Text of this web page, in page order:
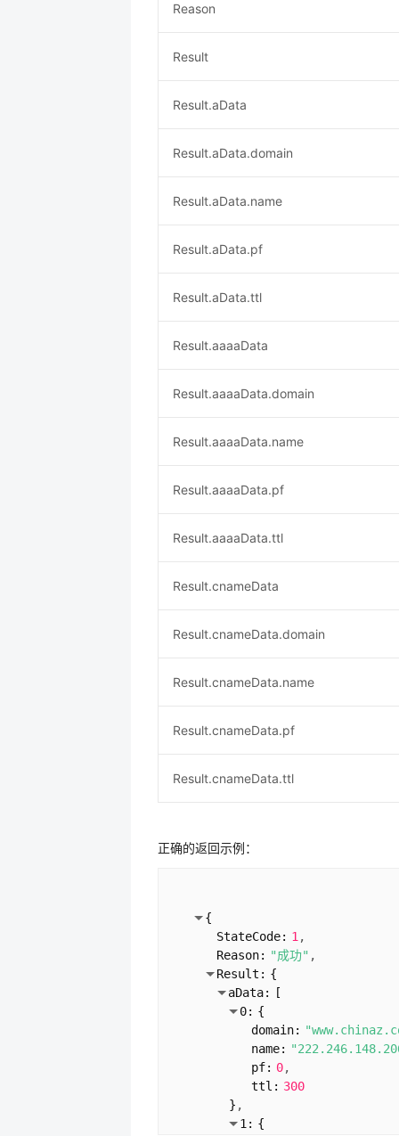
Reason
Result
Result.aData
Result.aData.domain
Result.aData.name
Result.aData.pf
Result.aData.ttl
Result.aaaaData
Result.aaaaData.domain
Result.aaaaData.name
Result.aaaaData.pf
Result.aaaaData.ttl
Result.cnameData
Result.cnameData.domain
Result.cnameData.name
Result.cnameData.pf
Result.cnameData.ttl
正确的返回示例：
{
StateCode: 1
Reason: "成功"
Result: {
aData:
[
0: {
domain:
name:
pf: 0
ttl: 300
}
1: {